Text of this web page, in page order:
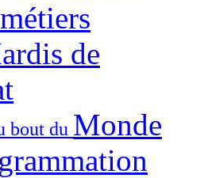
de
bout du Monde